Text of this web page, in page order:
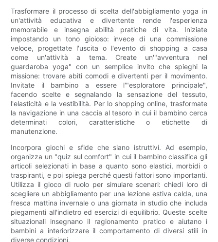
Trasformare il processo di scelta dell'abbigliamento yoga in
un'attività educativa e divertente rende l'esperienza
memorabile e insegna abilità pratiche di vita. Iniziate
impostando un tono gioioso: invece di una commissione
veloce, progettate l'uscita o l'evento di shopping a casa
come un'attività a tema. Create un'"avventura nel
guardaroba yoga" con un semplice invito che spieghi la
missione: trovare abiti comodi e divertenti per il movimento.
Invitate il bambino a essere l'"esploratore principale",
facendo scelte e segnalando la sensazione del tessuto,
l'elasticità e la vestibilità. Per lo shopping online, trasformate
la navigazione in una caccia al tesoro in cui il bambino cerca
determinati colori, caratteristiche o etichette di
manutenzione.
Incorpora giochi e sfide che siano istruttivi. Ad esempio,
organizza un "quiz sul comfort" in cui il bambino classifica gli
articoli selezionati in base a quanto sono elastici, morbidi o
traspiranti, e poi spiega perché questi fattori sono importanti.
Utilizza il gioco di ruolo per simulare scenari: chiedi loro di
scegliere un abbigliamento per una lezione estiva calda, una
fresca mattina invernale o una giornata in studio che includa
piegamenti all'indietro ed esercizi di equilibrio. Queste scelte
situazionali insegnano il ragionamento pratico e aiutano i
bambini a interiorizzare il comportamento di diversi stili in
diverse condizioni.